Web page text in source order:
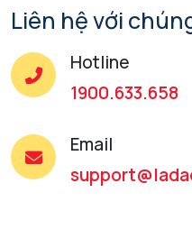
Liên hệ với
Hotline
1900.633.658
Email